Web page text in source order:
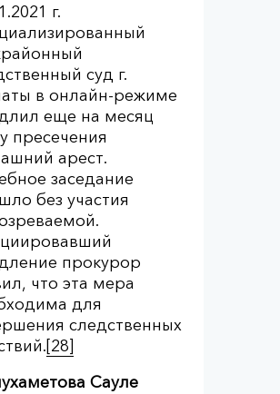
г.
суд г.
в онлайн-режиме
еще на месяц
пресечения
арест.
заседание
без участия
прокурор
что эта мера
для
следственных
[28]
Сауле